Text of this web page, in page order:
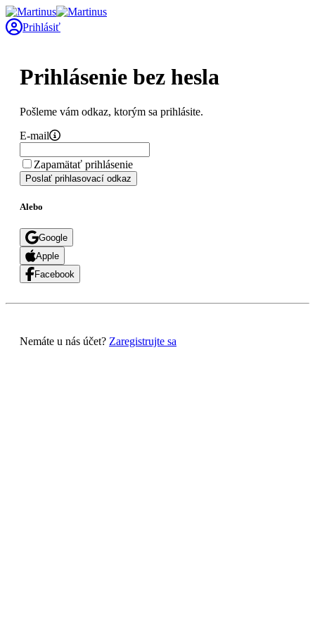
Prihlásiť
Prihlásenie bez hesla
Pošleme vám odkaz, ktorým sa prihlásite.
E-mail
Zapamätať prihlásenie
Poslať prihlasovací odkaz
Alebo
Google
Apple
Facebook
Nemáte u nás účet? Zaregistrujte sa